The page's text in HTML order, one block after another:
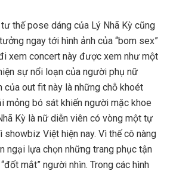
thế pose dáng của Lý Nhã Kỳ cũng
ngay tới hình ảnh của “bom sex”
xem concert này được xem như một
sự nổi loạn của người phụ nữ
của out fit này là những chỗ khoét
mỏng bó sát khiến người mặc khoe
Kỳ là nữ diễn viên có vòng một tự
showbiz Việt hiện nay. Vì thế cô nàng
ngại lựa chọn những trang phục tận
mắt” người nhìn. Trong các hình